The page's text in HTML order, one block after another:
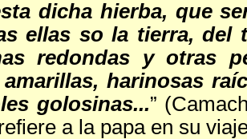
dicha hierba, que
ellas so la tierra, del
redondas y otras
harinosas
golosinas...”
a la papa en su